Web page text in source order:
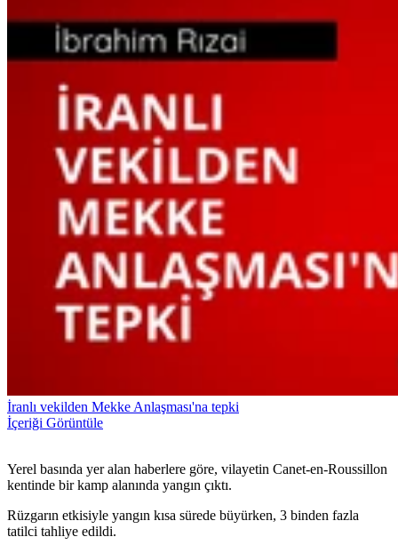
İranlı vekilden Mekke Anlaşması'na tepki
İçeriği Görüntüle
Yerel basında yer alan haberlere göre, vilayetin Canet-en-Roussillon
kentinde bir kamp alanında yangın çıktı.
Rüzgarın etkisiyle yangın kısa sürede büyürken, 3 binden fazla
tatilci tahliye edildi.